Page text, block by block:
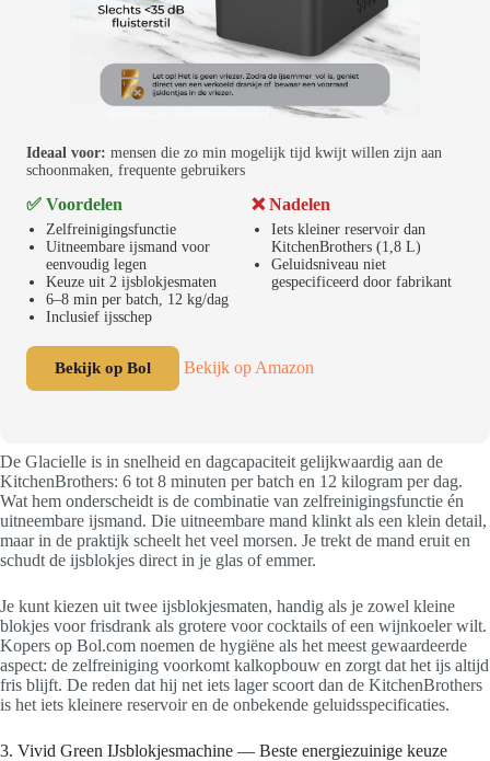
Ideaal voor: mensen die zo min mogelijk tijd kwijt willen zijn aan
schoonmaken, frequente gebruikers
✅ Voordelen
Zelfreinigingsfunctie
Uitneembare ijsmand voor
eenvoudig legen
Keuze uit 2 ijsblokjesmaten
6–8 min per batch, 12 kg/dag
Inclusief ijsschep
❌ Nadelen
Iets kleiner reservoir dan
KitchenBrothers (1,8 L)
Geluidsniveau niet
gespecificeerd door fabrikant
Bekijk op Bol Bekijk op Amazon
De Glacielle is in snelheid en dagcapaciteit gelijkwaardig aan de
KitchenBrothers: 6 tot 8 minuten per batch en 12 kilogram per dag.
Wat hem onderscheidt is de combinatie van zelfreinigingsfunctie én
uitneembare ijsmand. Die uitneembare mand klinkt als een klein detail,
maar in de praktijk scheelt het veel morsen. Je trekt de mand eruit en
schudt de ijsblokjes direct in je glas of emmer.
Je kunt kiezen uit twee ijsblokjesmaten, handig als je zowel kleine
blokjes voor frisdrank als grotere voor cocktails of een wijnkoeler wilt.
Kopers op Bol.com noemen de hygiëne als het meest gewaardeerde
aspect: de zelfreiniging voorkomt kalkopbouw en zorgt dat het ijs altijd
fris blijft. De reden dat hij net iets lager scoort dan de KitchenBrothers
is het iets kleinere reservoir en de onbekende geluidsspecificaties.
3. Vivid Green IJsblokjesmachine — Beste energiezuinige keuze